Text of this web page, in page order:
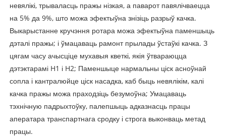
невялікі, трываласць пражы нізкая, а паварот павялічваецца
на 5% да 9%, што можа эфектыўна знізіць разрыў качка.
Выкарыстанне кручэння ротара можа эфектыўна паменшыць
дэталі пражы; і ўмацаваць рамонт прылады ўстаўкі качка. З
цягам часу ачысціце мухавыя кветкі, якія ўтвараюцца
дэтэктарамі H1 і H2; Паменшыце нармальны ціск асноўнай
сопла і кантралюйце ціск насадка, каб быць невялікім, калі
качка пражы можа праходзіць безумоўна; Умацаваць
тэхнічную падрыхтоўку, палепшыць адказнасць працы
аператара транспартнага сродку і строга выконваць метад
працы.